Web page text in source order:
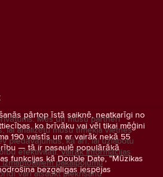
pārtop īstā saiknē, neatkarīgi no
ko brīvāku vai vēl tikai mēģini
190 valstīs un ar vairāk nekā 55
— tā ir pasaulē populārākā
funkcijas kā Double Date, "Mūzikas
bezgalīgas iespējas
Mēs un mūsu partneri
lai analizētu mūsu tīmekļa vietnes
piedāvājumus, kā arī, lai uzlabotu
efektivitāti. Vairāk informācijas
pakalpojumu
vari atsaukt piekrišanu